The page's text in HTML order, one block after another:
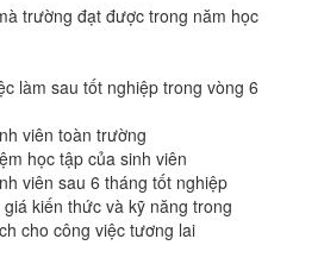
trường đạt được trong năm học
làm sau tốt nghiệp trong vòng 6
viên toàn trường
học tập của sinh viên
viên sau 6 tháng tốt nghiệp
kiến thức và kỹ năng trong
cho công việc tương lai